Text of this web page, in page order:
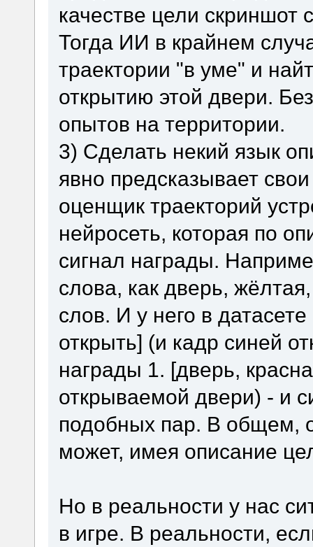
качестве цели скриншот
Тогда ИИ в крайнем
траектории "в уме" и
открытию этой двери.
опытов на территории.
3) Сделать некий язык
явно предсказывает
оценщик траекторий
нейросеть, которая по
сигнал награды.
слова, как дверь,
слов. И у него в
открыть] (и кадр синей
награды 1. [дверь,
открываемой двери) - и
подобных пар. В общем,
может, имея описание
Но в реальности у нас
в игре. В реальности,